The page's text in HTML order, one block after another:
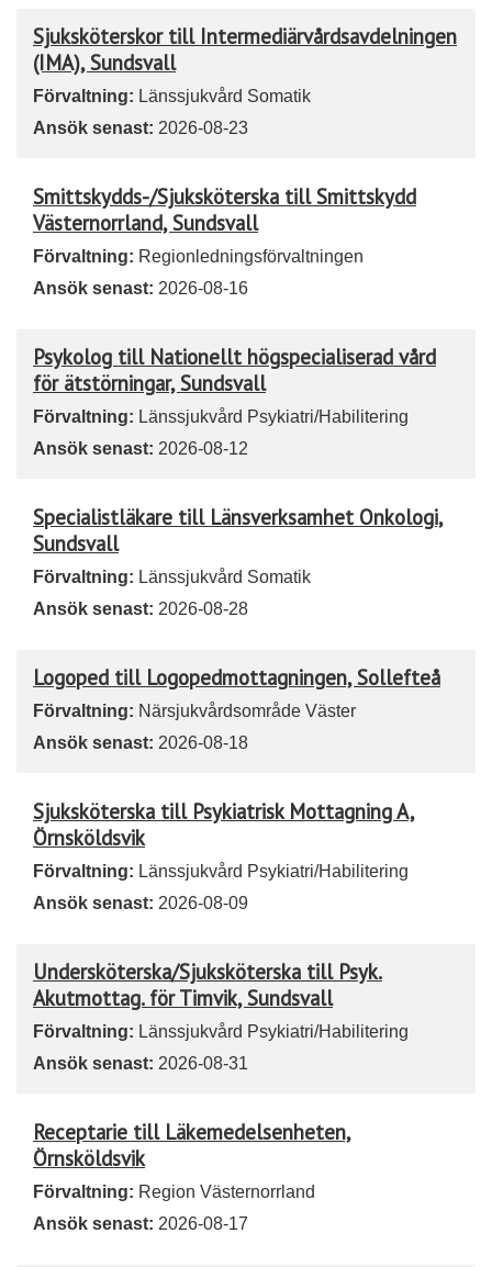
Sjuksköterskor till Intermediärvårdsavdelningen
(IMA), Sundsvall
Förvaltning: Länssjukvård Somatik
Ansök senast: 2026-08-23
Smittskydds-/Sjuksköterska till Smittskydd
Västernorrland, Sundsvall
Förvaltning: Regionledningsförvaltningen
Ansök senast: 2026-08-16
Psykolog till Nationellt högspecialiserad vård
för ätstörningar, Sundsvall
Förvaltning: Länssjukvård Psykiatri/Habilitering
Ansök senast: 2026-08-12
Specialistläkare till Länsverksamhet Onkologi,
Sundsvall
Förvaltning: Länssjukvård Somatik
Ansök senast: 2026-08-28
Logoped till Logopedmottagningen, Sollefteå
Förvaltning: Närsjukvårdsområde Väster
Ansök senast: 2026-08-18
Sjuksköterska till Psykiatrisk Mottagning A,
Örnsköldsvik
Förvaltning: Länssjukvård Psykiatri/Habilitering
Ansök senast: 2026-08-09
Undersköterska/Sjuksköterska till Psyk.
Akutmottag. för Timvik, Sundsvall
Förvaltning: Länssjukvård Psykiatri/Habilitering
Ansök senast: 2026-08-31
Receptarie till Läkemedelsenheten,
Örnsköldsvik
Förvaltning: Region Västernorrland
Ansök senast: 2026-08-17